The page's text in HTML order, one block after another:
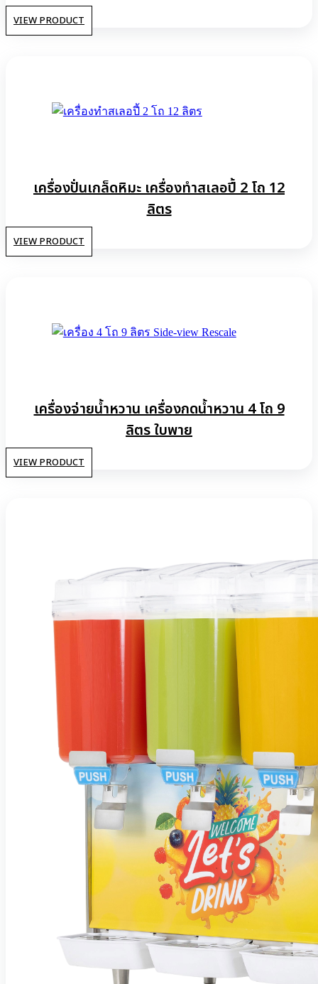
VIEW PRODUCT
เครื่องปั่นเกล็ดหิมะ เครื่องทําสเลอปี้ 2 โถ 12
ลิตร
VIEW PRODUCT
เครื่องจ่ายน้ำหวาน เครื่องกดน้ำหวาน 4 โถ 9
ลิตร ใบพาย
VIEW PRODUCT